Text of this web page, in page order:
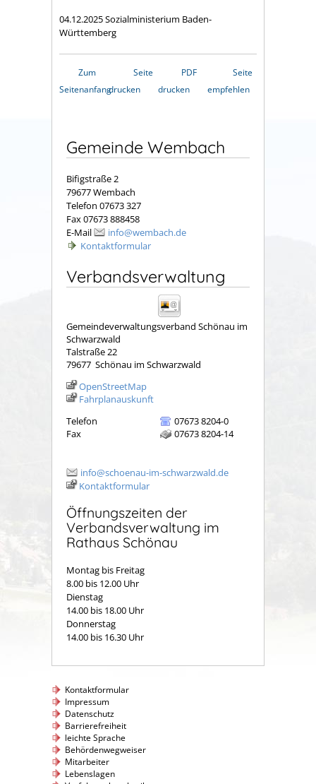
04.12.2025 Sozialministerium Baden-
Württemberg
Zum
Seitenanfang
Seite
drucken
PDF
drucken
Seite
empfehlen
Gemeinde Wembach
Bifigstraße 2
79677 Wembach
Telefon 07673 327
Fax 07673 888458
E-Mail
info@wembach.de
Kontaktformular
Verbandsverwaltung
Gemeindeverwaltungsverband Schönau im
Schwarzwald
Talstraße 22
79677 Schönau im Schwarzwald
OpenStreetMap
Fahrplanauskunft
Telefon
07673 8204-0
Fax
07673 8204-14
info@schoenau-im-schwarzwald.de
Kontaktformular
Öffnungszeiten der
Verbandsverwaltung im
Rathaus Schönau
Montag bis Freitag
8.00 bis 12.00 Uhr
Dienstag
14.00 bis 18.00 Uhr
Donnerstag
14.00 bis 16.30 Uhr
Kontaktformular
Impressum
Datenschutz
Barrierefreiheit
leichte Sprache
Behördenwegweiser
Mitarbeiter
Lebenslagen